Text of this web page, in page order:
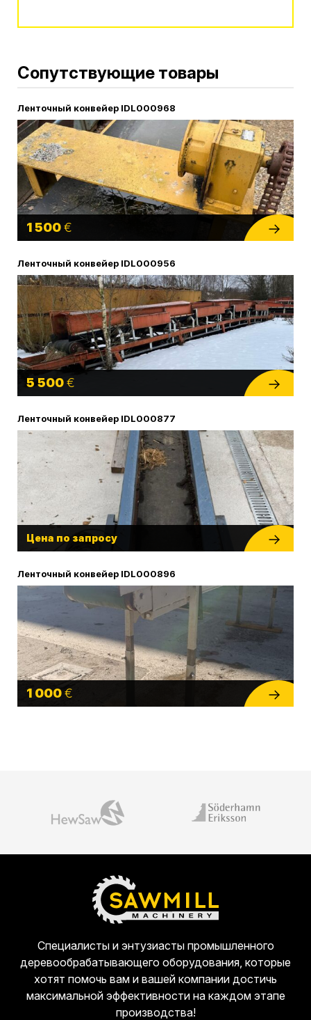
Сопутствующие товары
Ленточный конвейер IDL000968
1 500€
Ленточный конвейер IDL000956
5 500€
Ленточный конвейер IDL000877
Цена по запросу
Ленточный конвейер IDL000896
1 000€
Специалисты и энтузиасты промышленного
деревообрабатывающего оборудования, которые
хотят помочь вам и вашей компании достичь
максимальной эффективности на каждом этапе
производства!